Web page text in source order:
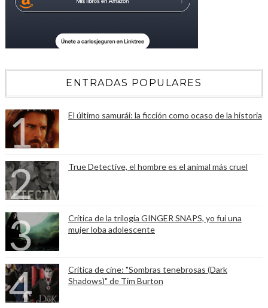
ENTRADAS POPULARES
El último samurái: la ficción como ocaso de la historia
True Detective, el hombre es el animal más cruel
Crítica de la trilogía GINGER SNAPS, yo fui una
mujer loba adolescente
Crítica de cine: "Sombras tenebrosas (Dark
Shadows)" de Tim Burton